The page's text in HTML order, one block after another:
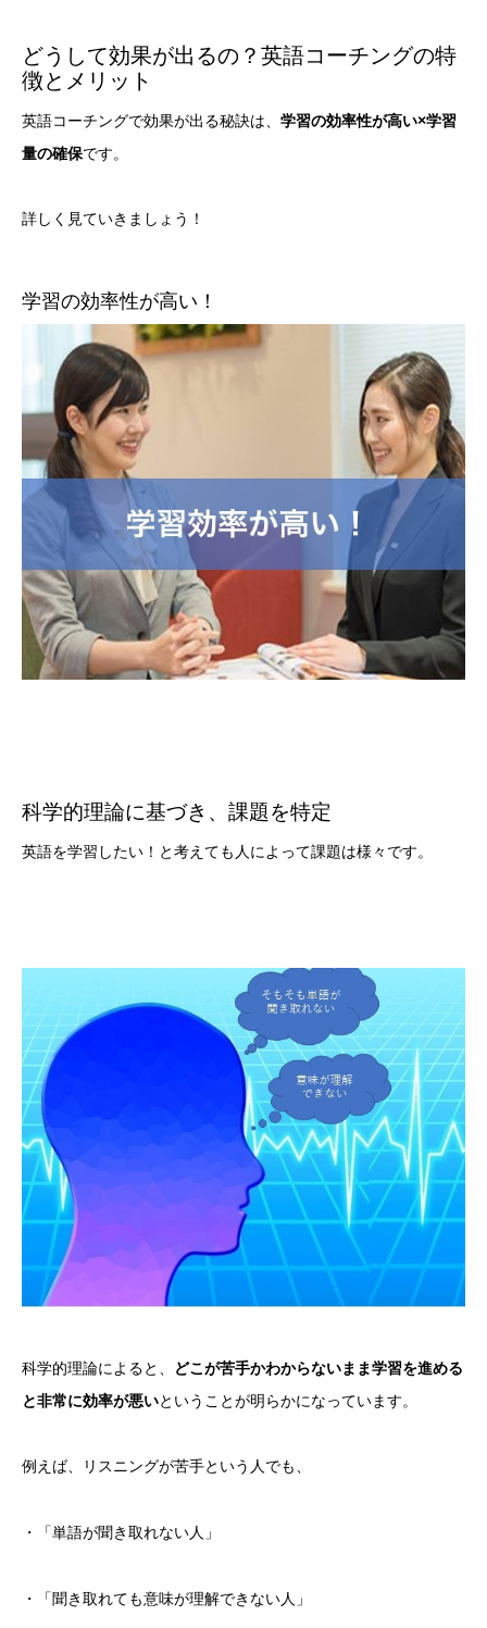
どうして効果が出るの？英語コーチングの特
徴とメリット
英語コーチングで効果が出る秘訣は、 学習の効率性が高い×学習
量の確保です。
詳しく見ていきましょう！
学習の効率性が高い！
科学的理論に基づき、課題を特定
英語を学習したい！と考えても人によって課題は様々です。
科学的理論によると、
どこが苦手かわからないまま学習を進める
と非常に効率が悪いということが明らかになっています。
例えば、リスニングが苦手という人でも、
・「単語が聞き取れない人」
・「聞き取れても意味が理解できない人」